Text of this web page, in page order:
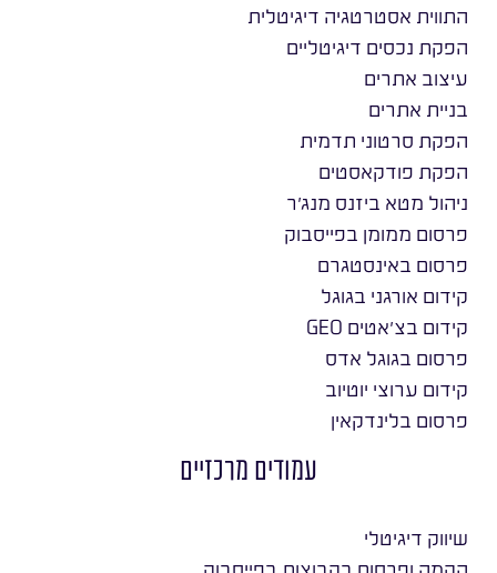
התווית אסטרטגיה דיגיטלית
הפקת נכסים דיגיטליים
עיצוב אתרים
בניית אתרים
הפקת סרטוני תדמית
הפקת פודקאסטים
ניהול מטא ביזנס מנג׳ר
פרסום ממומן בפייסבוק
פרסום באינסטגרם
קידום אורגני בגוגל
קידום בצ׳אטים GEO
פרסום בגוגל אדס
קידום ערוצי יוטיוב
פרסום בלינדקאין
עמודים מרכזיים
שיווק דיגיטלי